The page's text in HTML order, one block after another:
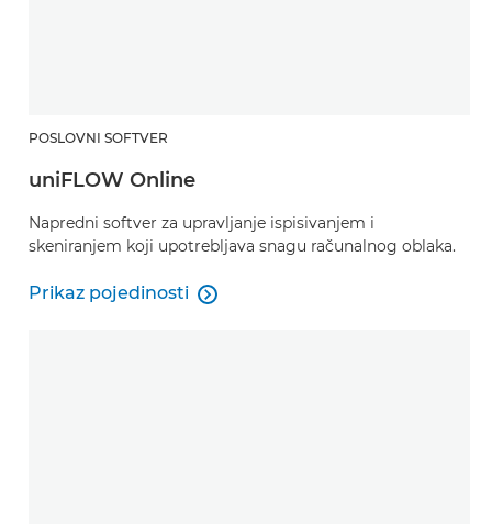
POSLOVNI SOFTVER
uniFLOW Online
Napredni softver za upravljanje ispisivanjem i
skeniranjem koji upotrebljava snagu računalnog oblaka.
Prikaz pojedinosti
Prikaz pojedinosti
